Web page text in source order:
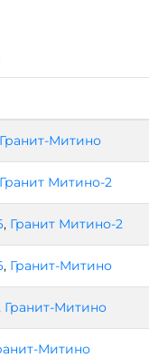
Гранит-Митино
Гранит Митино-2
, Гранит Митино-2
, Гранит-Митино
Гранит-Митино
Митино